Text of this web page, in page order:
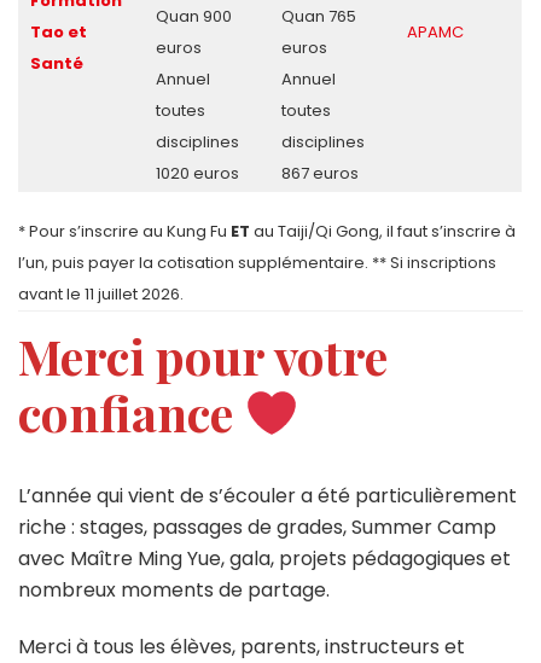
Tao et
Santé
Quan 900
euros
Annuel
toutes
disciplines
1020 euros
Quan 765
euros
Annuel
toutes
disciplines
867 euros
APAMC
* Pour s’inscrire au Kung Fu ET au Taiji/Qi Gong, il faut s’inscrire à
l’un, puis payer la cotisation supplémentaire. ** Si inscriptions
avant le 11 juillet 2026.
Merci pour votre
confiance
L’année qui vient de s’écouler a été particulièrement
riche : stages, passages de grades, Summer Camp
avec Maître Ming Yue, gala, projets pédagogiques et
nombreux moments de partage.
Merci à tous les élèves, parents, instructeurs et